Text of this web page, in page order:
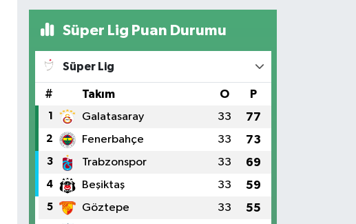
Süper Lig Puan Durumu
Süper Lig
# Takım O P
1 Galatasaray 33 77
2 Fenerbahçe 33 73
3 Trabzonspor 33 69
4 Beşiktaş 33 59
5 Göztepe 33 55